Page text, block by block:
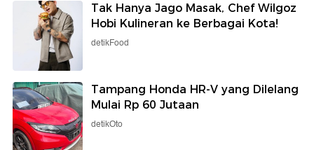
Tak Hanya Jago Masak, Chef Wilgoz
Hobi Kulineran ke Berbagai Kota!
detikFood
Tampang Honda HR-V yang Dilelang
Mulai Rp 60 Jutaan
detikOto